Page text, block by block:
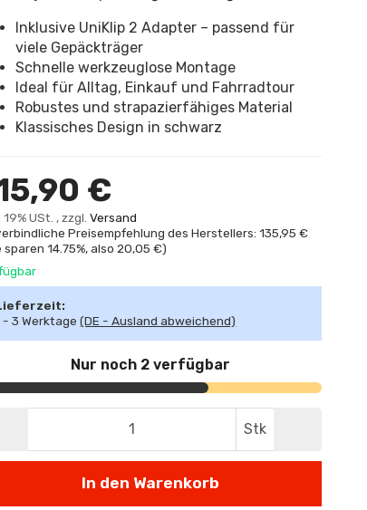
Inklusive UniKlip 2 Adapter – passend für
viele Gepäckträger
Schnelle werkzeuglose Montage
Ideal für Alltag, Einkauf und Fahrradtour
Robustes und strapazierfähiges Material
Klassisches Design in schwarz
€
19% USt. , zzgl.Versand
Preisempfehlung des Herstellers: 135,95 €
sparen14.75%, also 20,05 €)
- 3 Werktage(DE - Ausland abweichend)
Nur noch 2 verfügbar
Stk
In den Warenkorb